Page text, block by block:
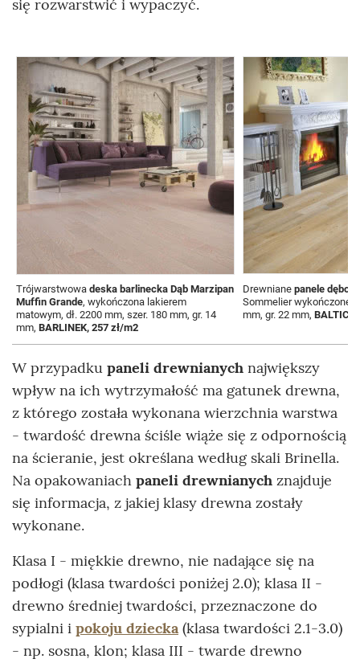
się rozwarstwić i wypaczyć.
Trójwarstwowa deska barlinecka Dąb Marzipan
Muffin Grande, wykończona lakierem
matowym, dł. 2200 mm, szer. 180 mm, gr. 14
mm, BARLINEK, 257 zł/m2
Drewniane panele
Sommelier wykończone
mm, gr. 22 mm, BALTIC
W przypadku paneli drewnianych największy
wpływ na ich wytrzymałość ma gatunek drewna,
z którego została wykonana wierzchnia warstwa
- twardość drewna ściśle wiąże się z odpornością
na ścieranie, jest określana według skali Brinella.
Na opakowaniach paneli drewnianych znajduje
się informacja, z jakiej klasy drewna zostały
wykonane.
Klasa I - miękkie drewno, nie nadające się na
podłogi (klasa twardości poniżej 2.0); klasa II -
drewno średniej twardości, przeznaczone do
sypialni i pokoju dziecka(klasa twardości 2.1-3.0)
- np. sosna, klon; klasa III - twarde drewno